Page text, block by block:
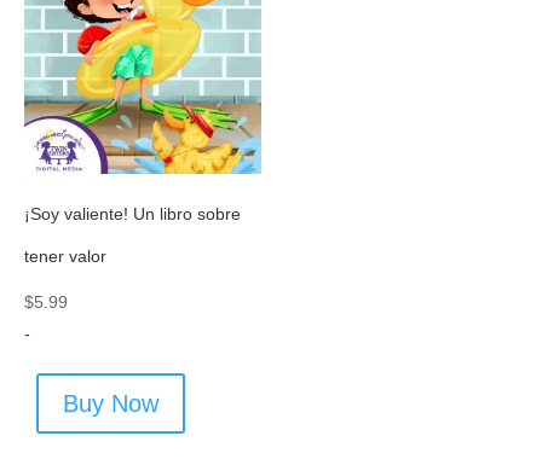
¡Soy valiente! Un libro sobre
tener valor
$5.99
-
Buy Now